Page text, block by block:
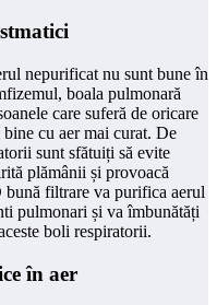
nepurificat nu sunt bune în
boala pulmonară
care suferă de oricare
cu aer mai curat. De
sunt sfătuiți să evite
plămânii și provoacă
bună filtrare va purifica aerul
pulmonari și va îmbunătăți
boli respiratorii.
în aer